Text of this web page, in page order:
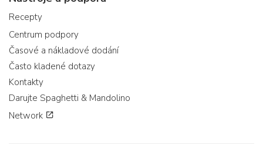
Recepty
Centrum podpory
Časové a nákladové dodání
Často kladené dotazy
Kontakty
Darujte Spaghetti & Mandolino
Network